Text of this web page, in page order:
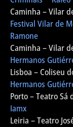
Caminha – Vilar
Festival Vilar de
Ramone
Caminha – Vilar
Hermanos
Lisboa – Coliseu
Hermanos
Porto – Teatro Sá
Iamx
Leiria – Teatro